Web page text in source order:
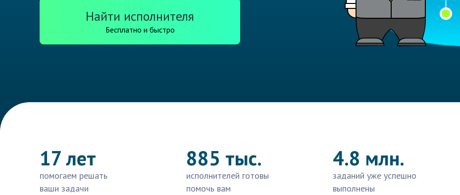
Найти исполнителя
Бесплатно и быстро
17 лет
помогаем решать
ваши задачи
885 тыс.
исполнителей готовы
помочь вам
4.8 млн.
заданий уже успешно
выполнены